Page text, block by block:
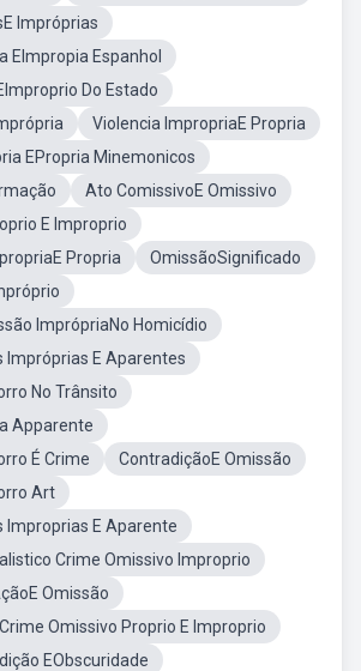
Impróprias
EImpropia Espanhol
Do Estado
Violencia ImpropriaE Propria
EPropria Minemonicos
Ato ComissivoE Omissivo
E Improprio
Propria
OmissãoSignificado
ImprópriaNo Homicídio
Impróprias E Aparentes
No Trânsito
Apparente
É Crime
ContradiçãoE Omissão
Art
Improprias E Aparente
Crime Omissivo Improprio
Omissão
Omissivo Proprio E Improprio
EObscuridade